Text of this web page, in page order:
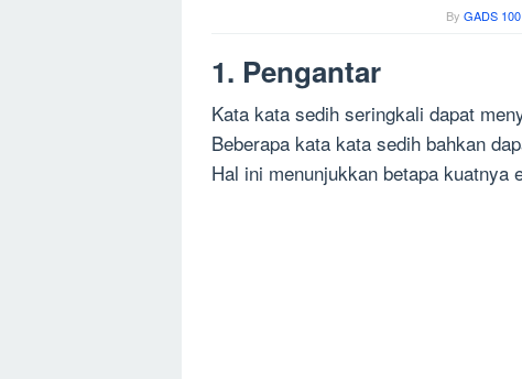
By GADS 100
1. Pengantar
Kata kata sedih seringkali dapat
Beberapa kata kata sedih bahkan
Hal ini menunjukkan betapa